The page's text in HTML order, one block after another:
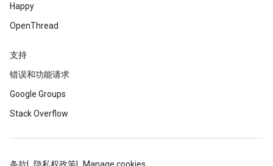
Happy
OpenThread
支持
错误和功能请求
Google Groups
Stack Overflow